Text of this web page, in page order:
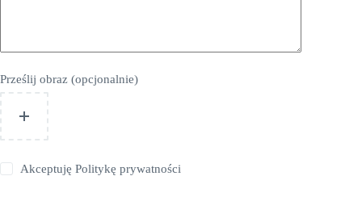
Prześlij obraz (opcjonalnie)
AkceptujęPolitykę prywatności